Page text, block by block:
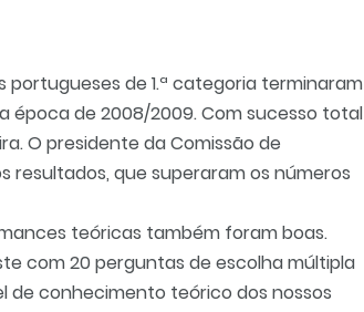
de 1.ª categoria terminaram
de 2008/2009. Com sucesso total
O presidente da Comissão de
resultados, que superaram os números
teóricas também foram boas.
com 20 perguntas de escolha múltipla
de conhecimento teórico dos nossos